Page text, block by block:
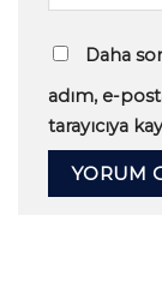
Daha
adım, e-
tarayıcıya